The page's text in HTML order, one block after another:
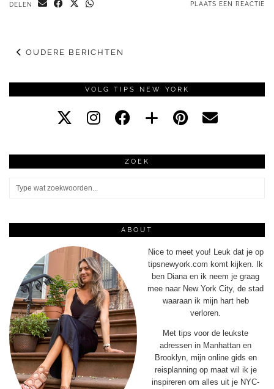
DELEN PLAATS EEN REACTIE
OUDERE BERICHTEN
VOLG TIPS NEW YORK
ZOEK
ABOUT
Nice to meet you! Leuk dat je op
tipsnewyork.com komt kijken. Ik
ben Diana en ik neem je graag
mee naar New York City, de stad
waaraan ik mijn hart heb
verloren.
Met tips voor de leukste
adressen in Manhattan en
Brooklyn, mijn online gids en
reisplanning op maat wil ik je
inspireren om alles uit je NYC-